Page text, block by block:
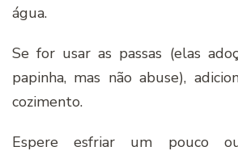
água.
Se for usar as passas (elas
papinha, mas não abuse),
cozimento.
Espere esfriar um pouco